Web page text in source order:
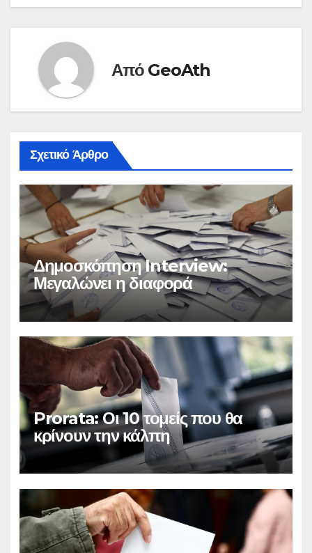
Από GeoAth
Σχετικό Άρθρο
Δημοσκόπηση Interview:
Μεγαλώνει η διαφορά
Prorata: Οι 10 τομείς που θα
κρίνουν την κάλπη